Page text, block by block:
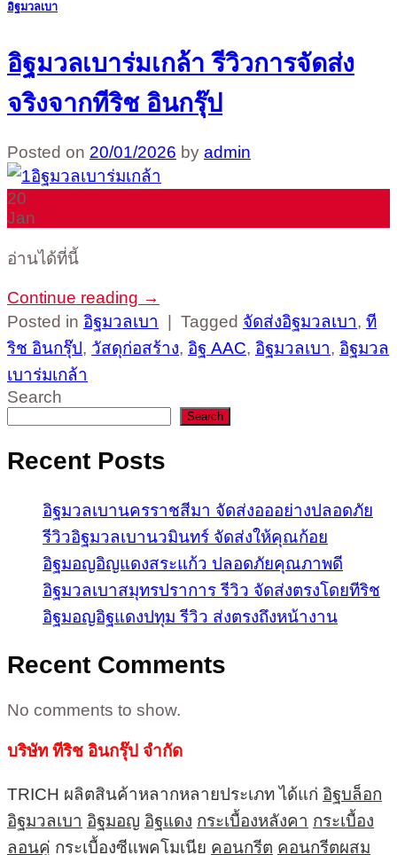
อิฐมวลเบา
อิฐมวลเบาร่มเกล้า รีวิวการจัดส่ง
จริงจากทีริช อินกรุ๊ป
Posted on 20/01/2026 by admin
20
Jan
อ่านได้ที่นี้
Continue reading →
Posted in อิฐมวลเบา Tagged จัดส่งอิฐมวลเบา, ที
ริช อินกรุ๊ป, วัสดุก่อสร้าง, อิฐ AAC, อิฐมวลเบา, อิฐมวล
เบาร่มเกล้า
Search
Search
Recent Posts
อิฐมวลเบานครราชสีมา จัดส่งอออย่างปลอดภัย
รีวิวอิฐมวลเบานวมินทร์ จัดส่งให้คุณก้อย
อิฐมอญอิญแดงสระแก้ว ปลอดภัยคุณภาพดี
อิฐมวลเบาสมุทรปราการ รีวิว จัดส่งตรงโดยทีริช
อิฐมอญอิฐแดงปทุม รีวิว ส่งตรงถึงหน้างาน
Recent Comments
No comments to show.
บริษัท ทีริช อินกรุ๊ป จำกัด
TRICH ผลิตสินค้าหลากหลายประเภท ได้แก่ อิฐบล็อก
อิฐมวลเบา อิฐมอญ อิฐแดง กระเบื้องหลังคา กระเบื้อง
ลอนคู่ กระเบื้องซีแพคโมเนีย คอนกรีต คอนกรีตผสม